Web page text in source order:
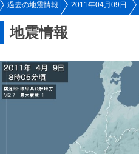
過去の地震情報 2011年04月09日
地震情報